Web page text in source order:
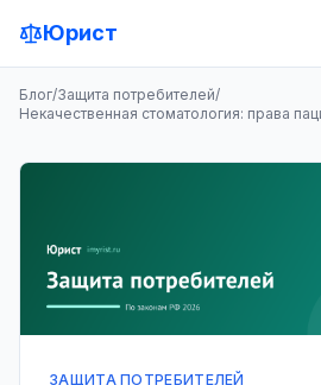
Юрист
Блог/Защита потребителей/
Некачественная стоматология: права
ЗАЩИТА ПОТРЕБИТЕЛЕЙ